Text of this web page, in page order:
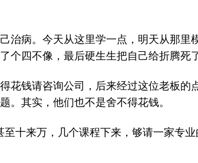
治病。今天从这里学一点，明天从那里
个四不像，最后硬生生把自己给折腾死
花钱请咨询公司，后来经过这位老板的
。其实，他们也不是舍不得花钱。
至十来万，几个课程下来，够请一家专